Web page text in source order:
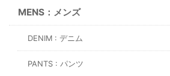
MENS：メンズ
DENIM : デニム
PANTS : パンツ